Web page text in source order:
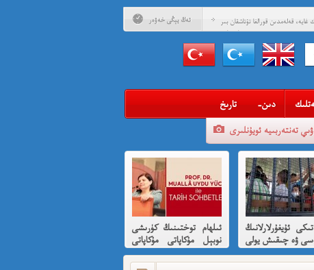
ئەڭ يېڭى خەۋەر غايە، قەلەمدىن قورالغا تۇتاشقان بىر
مۇساپىرنامە
داھىيسى: «نېتاجى» سۇبھاس
ئۇيغۇرلارغا ھىسسە 8-بۆلۈم
داھىيسى: «نېتاجى» سۇبھاس
قېرىنداشلىرىمغا خوش خەۋەر
مەن ئارزۇ قىلغان تەشكىلاتلىرىمىز؟
كىشىلەرنى ئادالەتلىك قىلامدۇ؟
ئۇيغۇر ئانىلار تورى ۋە دىلدار ئەزىز
مۇئەللىم- چىقىش يولىمىز بارمۇ
خوش، ئەركىن ئاسىيا رادىيوسى
-دىن تارىخ
تەنتەربىيە ئويۇنلىرى
ئۇيغۇرلارلانىڭ
ۋە چىقىش يولى
قىسقىچە ئانىلىز
ئىلھام توختىنىڭ كۈرىشى
نوبېل مۇكاپاتى مۇكاپاتى
بىلەن شەرەپلەندۈرۈشكە
لايىقتۇر